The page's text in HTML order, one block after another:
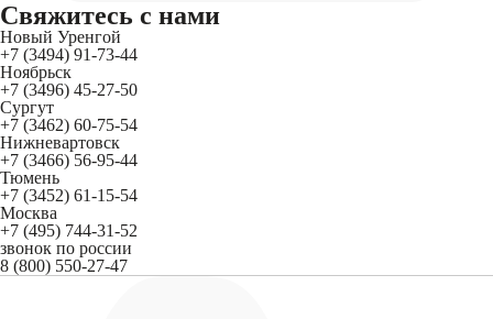
Свяжитесь с нами
Новый Уренгой
+7 (3494) 91-73-44
Ноябрьск
+7 (3496) 45-27-50
Сургут
+7 (3462) 60-75-54
Нижневартовск
+7 (3466) 56-95-44
Тюмень
+7 (3452) 61-15-54
Москва
+7 (495) 744-31-52
звонок по россии
8 (800) 550-27-47